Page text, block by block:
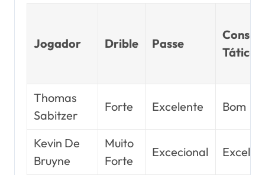
Jogador Drible Passe
Tática
Thomas
Sabitzer
Forte Excelente Bom
Kevin De
Bruyne
Muito
Forte
Excecional